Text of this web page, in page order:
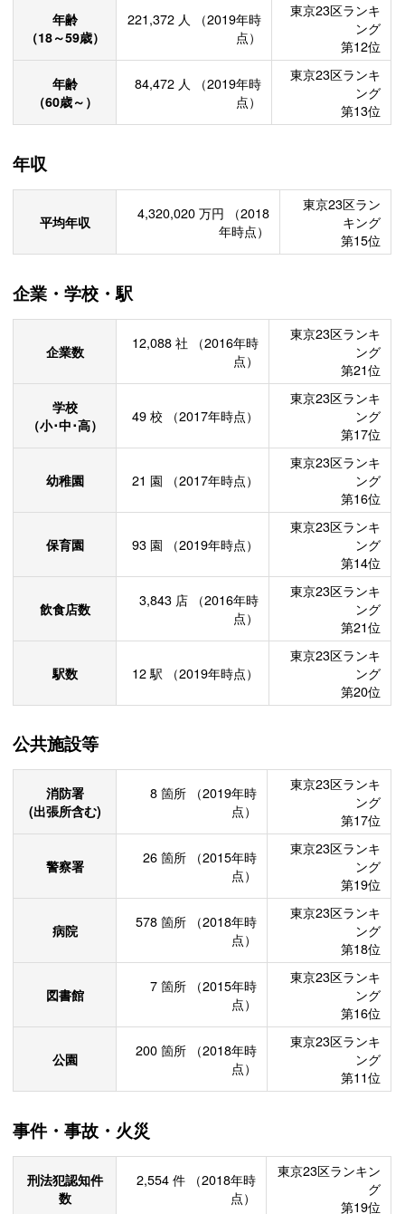
年齢
（18～59歳）
221,372 人
（2019年時
点）
東京23区ランキ
ング
第12位
年齢
（60歳～）
84,472 人
（2019年時
点）
東京23区ランキ
ング
第13位
年収
平均年収 4,320,020 万円
（2018
年時点）
東京23区ラン
キング
第15位
企業・学校・駅
企業数 12,088 社
（2016年時
点）
東京23区ランキ
ング
第21位
学校
（小･中･高）
49 校 （2017年時点）
東京23区ランキ
ング
第17位
幼稚園 21 園 （2017年時点）
東京23区ランキ
ング
第16位
保育園 93 園 （2019年時点）
東京23区ランキ
ング
第14位
飲食店数 3,843 店
（2016年時
点）
東京23区ランキ
ング
第21位
駅数 12 駅 （2019年時点）
東京23区ランキ
ング
第20位
公共施設等
消防署
(出張所含む)
8 箇所
（2019年時
点）
東京23区ランキ
ング
第17位
警察署 26 箇所
（2015年時
点）
東京23区ランキ
ング
第19位
病院 578 箇所
（2018年時
点）
東京23区ランキ
ング
第18位
図書館 7 箇所
（2015年時
点）
東京23区ランキ
ング
第16位
公園 200 箇所
（2018年時
点）
東京23区ランキ
ング
第11位
事件・事故・火災
刑法犯認知件
数
2,554 件
（2018年時
点）
東京23区ランキン
グ
第19位